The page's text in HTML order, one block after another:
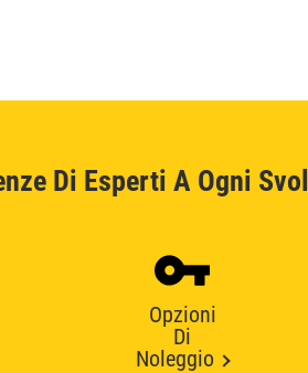
Di Esperti A Ogni
Opzioni
Di
Noleggio